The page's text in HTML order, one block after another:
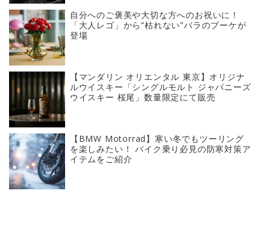
自分へのご褒美や大切な方へのお祝いに！
「大人レゴ」から“枯れない”バラのブーケが
登場
【マンダリン オリエンタル 東京】オリジナ
ルウイスキー「シングルモルト ジャパニーズ
ウイスキー 桜尾」数量限定にて販売
【BMW Motorrad】寒い冬でもツーリング
を楽しみたい！ バイク乗り必見の防寒対策ア
イテムをご紹介